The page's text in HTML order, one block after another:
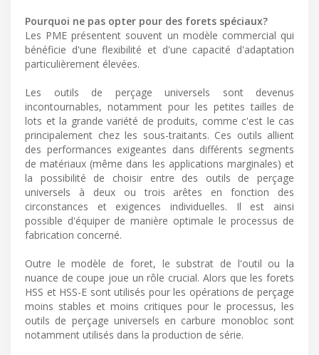
Pourquoi ne pas opter pour des forets spéciaux?
Les PME présentent souvent un modèle commercial qui
bénéficie d'une flexibilité et d'une capacité d'adaptation
particulièrement élevées.
Les outils de perçage universels sont devenus
incontournables, notamment pour les petites tailles de
lots et la grande variété de produits, comme c'est le cas
principalement chez les sous-traitants. Ces outils allient
des performances exigeantes dans différents segments
de matériaux (même dans les applications marginales) et
la possibilité de choisir entre des outils de perçage
universels à deux ou trois arêtes en fonction des
circonstances et exigences individuelles. Il est ainsi
possible d'équiper de manière optimale le processus de
fabrication concerné.
Outre le modèle de foret, le substrat de l'outil ou la
nuance de coupe joue un rôle crucial. Alors que les forets
HSS et HSS-E sont utilisés pour les opérations de perçage
moins stables et moins critiques pour le processus, les
outils de perçage universels en carbure monobloc sont
notamment utilisés dans la production de série.